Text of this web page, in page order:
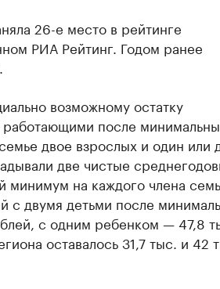
26-е место в рейтинге
РИА Рейтинг. Годом ранее
возможному остатку
после
двое взрослых и один или
две чистые
минимум на каждого члена
двумя детьми после
с одним ребенком — 47,8
оставалось 31,7 тыс. и 42